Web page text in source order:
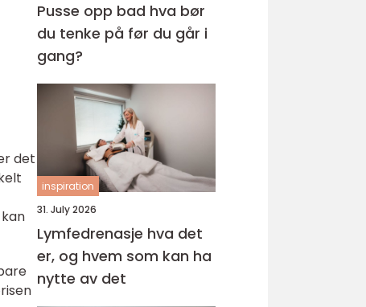
det
Pusse opp bad hva bør
du tenke på før du går i
gang?
inspiration
31. July 2026
Lymfedrenasje hva det
er, og hvem som kan ha
nytte av det